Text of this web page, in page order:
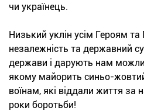
чи українець.
Низький уклін усім Героям та
незалежність та державний
держави і дарують нам
якому майорить синьо-
воїнам, які віддали життя за
роки боротьби!